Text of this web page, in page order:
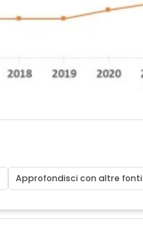
Approfondisci con altre fonti